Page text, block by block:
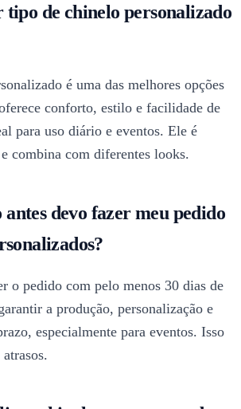
de chinelo personalizado
é uma das melhores opções
conforto, estilo e facilidade de
para uso diário e eventos. Ele é
combina com diferentes looks.
devo fazer meu pedido
o pedido com pelo menos 30 dias de
a produção, personalização e
especialmente para eventos. Isso